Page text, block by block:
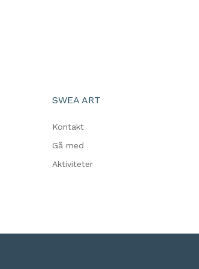
SWEA ART
Kontakt
Gå med
Aktiviteter